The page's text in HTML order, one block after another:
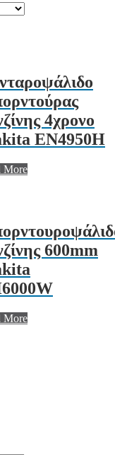
4χρονο
EN4950H
More
600mm
More